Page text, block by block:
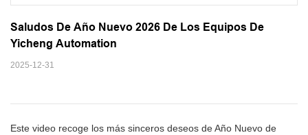
Saludos De Año Nuevo 2026 De Los Equipos De
Yicheng Automation
2025-12-31
Este video recoge los más sinceros deseos de Año Nuevo de